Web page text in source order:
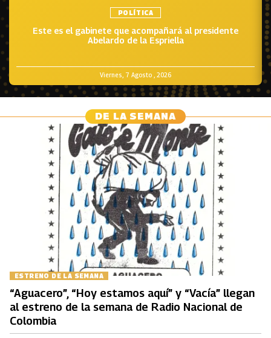
POLÍTICA
Viernes, 7 Agosto , 2026
Este es el gabinete que acompañará al presidente
Abelardo de la Espriella
DE LA SEMANA
ESTRENO DE LA SEMANA
“Aguacero”, “Hoy estamos aquí” y “Vacía” llegan
al estreno de la semana de Radio Nacional de
Colombia